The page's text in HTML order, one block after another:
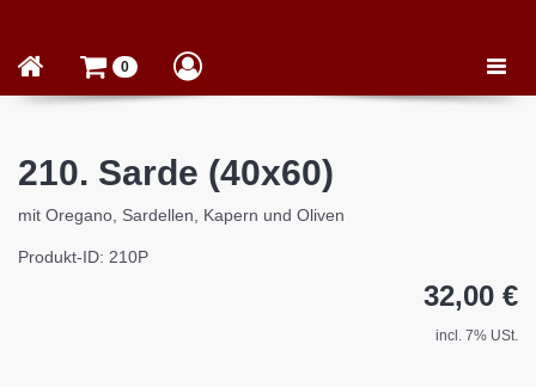
Toggle
0
210. Sarde (40x60)
mit Oregano, Sardellen, Kapern und Oliven
Produkt-ID: 210P
32,00 €
incl. 7% USt.